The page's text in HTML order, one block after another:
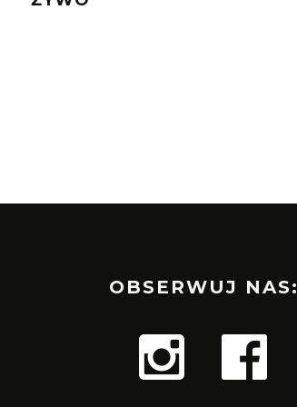
OBSERWUJ NAS: